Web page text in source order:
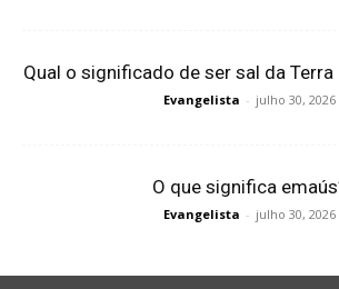
Qual o significado de ser sal da
Evangelista - julho 30, 2026
O que significa
Evangelista - julho 30, 2026